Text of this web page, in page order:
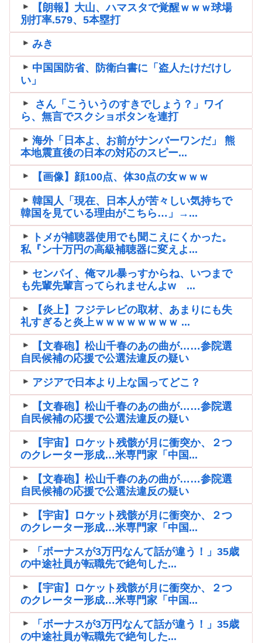
【朗報】大山、ハマスタで覚醒ｗｗｗ球場
別打率.579、5本塁打
みき
中国国防省、防衛白書に「盗人たけだけし
い」
さん「こういうのすきでしょう？」ワイ
ら、無言でスクショボタンを連打
海外「日本よ、お前がナンバーワンだ」 熊
本地震直後の日本の対応のスピー...
【画像】顔100点、体30点の女ｗｗｗ
韓国人「現在、日本人が苦々しい気持ちで
韓国を見ている理由がこちら…」→...
トメが補聴器使用でも聞こえにくかった。
私『ン十万円の高級補聴器に変えよ...
センパイ、俺マル暴っすからね、いつまで
も先輩先輩言ってられませんよw ...
【炎上】フジテレビの取材、あまりにも失
礼すぎると炎上ｗｗｗｗｗｗｗｗ ...
【文春砲】松山千春のあの曲が……参院選
自民候補の応援で公選法違反の疑い
アジアで日本より上な国ってどこ？
【文春砲】松山千春のあの曲が……参院選
自民候補の応援で公選法違反の疑い
【宇宙】ロケット残骸が月に衝突か、２つ
のクレーター形成…米専門家「中国...
【文春砲】松山千春のあの曲が……参院選
自民候補の応援で公選法違反の疑い
【宇宙】ロケット残骸が月に衝突か、２つ
のクレーター形成…米専門家「中国...
「ボーナスが3万円なんて話が違う！」35歳
の中途社員が転職先で絶句した...
【宇宙】ロケット残骸が月に衝突か、２つ
のクレーター形成…米専門家「中国...
「ボーナスが3万円なんて話が違う！」35歳
の中途社員が転職先で絶句した...